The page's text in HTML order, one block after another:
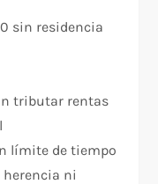
sin residencia
tributar rentas
límite de tiempo
ni